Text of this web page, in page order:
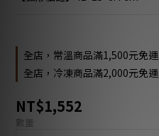
全店，常溫商品滿1,500元免運
全店，冷凍商品滿2,000元免運
NT$1,552
數量